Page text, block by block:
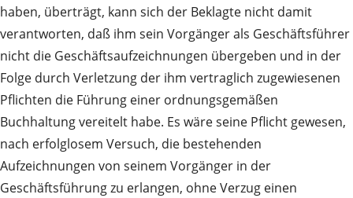
haben, überträgt, kann sich der Beklagte nicht damit
verantworten, daß ihm sein Vorgänger als Geschäftsführer
nicht die Geschäftsaufzeichnungen übergeben und in der
Folge durch Verletzung der ihm vertraglich zugewiesenen
Pflichten die Führung einer ordnungsgemäßen
Buchhaltung vereitelt habe. Es wäre seine Pflicht gewesen,
nach erfolglosem Versuch, die bestehenden
Aufzeichnungen von seinem Vorgänger in der
Geschäftsführung zu erlangen, ohne Verzug einen